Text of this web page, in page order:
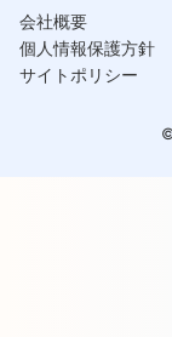
会社概要
個人情報保護方針
サイトポリシー